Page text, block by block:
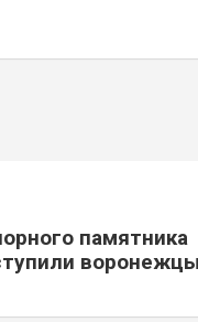
памятника
воронежцы